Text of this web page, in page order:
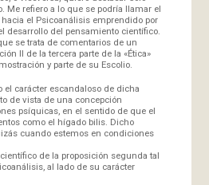
Me refiero a lo que se podría llamar el
el Psicoanálisis emprendido por
desarrollo del pensamiento científico.
se trata de comentarios de un
II de la tercera parte de la «Ética»
y parte de su Escolio.
el carácter escandaloso de dicha
de vista de una concepción
psíquicas, en el sentido de que el
como el hígado bilis. Dicho
cuando estemos en condiciones
de la proposición segunda tal
al lado de su carácter